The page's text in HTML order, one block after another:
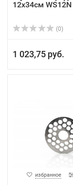
12х34см WS12N
(0)
1 023,75 руб.
избранное